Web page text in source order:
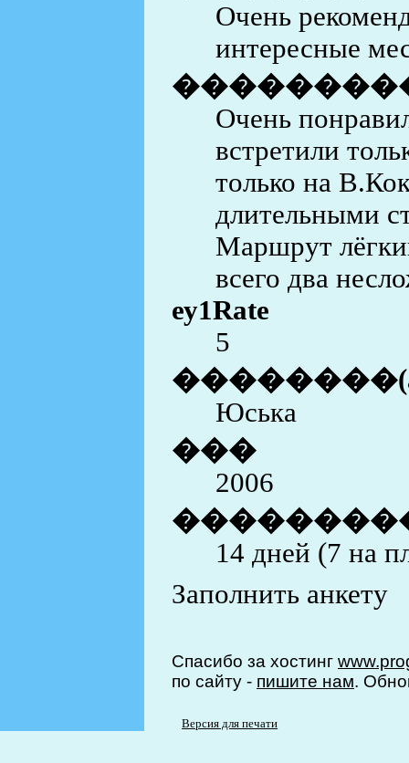
Очень
интересные
Очень
встретили
только на
длительными
Маршрут
всего два
еу1Rate
5
Юська
���
2006
14 дней (7 на
Заполнить анкету
Спасибо за хостинг
по сайту - пишите нам.
Версия для печати